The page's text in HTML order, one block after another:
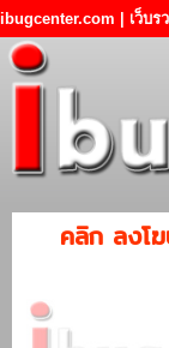
ibugcenter.com | เว็บ
คลิก ลงโ